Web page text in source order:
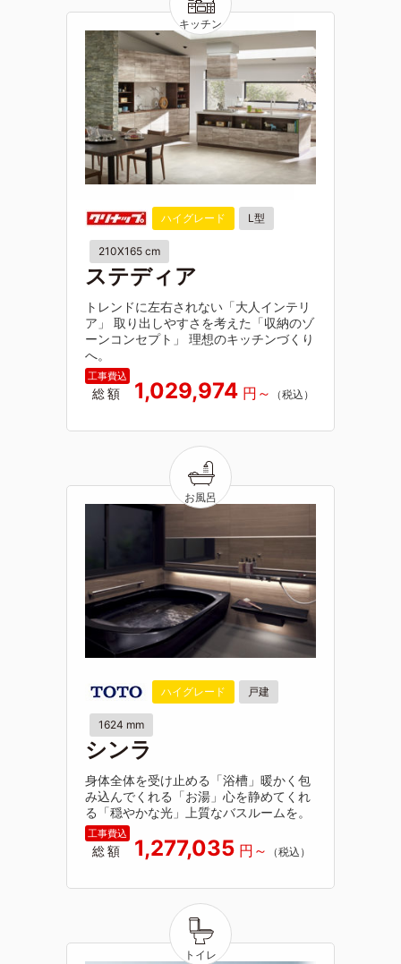
ハイグレード L型
210X165 cm
ステディア
トレンドに左右されない「大人インテリ
ア」 取り出しやすさを考えた「収納のゾ
ーンコンセプト」 理想のキッチンづくり
へ。
総額 1,029,974
ハイグレード 戸建
1624 mm
シンラ
身体全体を受け止める「浴槽」暖かく包
み込んでくれる「お湯」心を静めてくれ
る「穏やかな光」上質なバスルームを。
総額 1,277,035